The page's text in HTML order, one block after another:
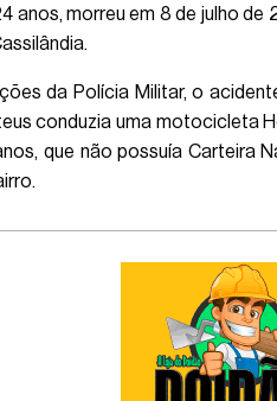
anos, morreu em 8 de julho
da Polícia Militar, o
conduzia uma motocicleta
que não possuía Carteira